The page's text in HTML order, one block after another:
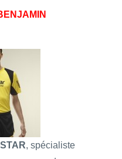
, spécialiste